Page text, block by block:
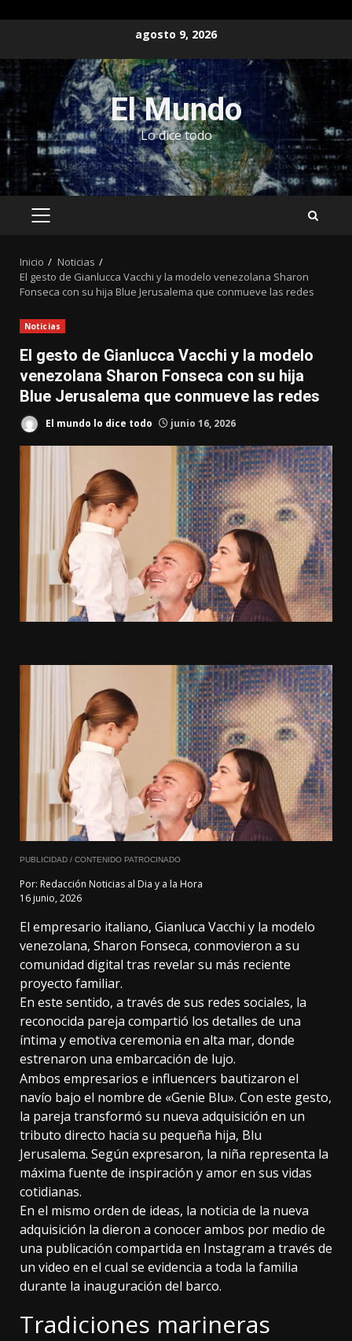
contenido
agosto 9, 2026
El Mundo
Lo dice todo
MENÚ
Inicio
Noticias
El gesto de Gianlucca Vacchi y la modelo venezolana Sharon
Fonseca con su hija Blue Jerusalema que conmueve las redes
Noticias
El gesto de Gianlucca Vacchi y la modelo
venezolana Sharon Fonseca con su hija
Blue Jerusalema que conmueve las redes
El mundo lo dice todo junio 16, 2026
PUBLICIDAD / CONTENIDO PATROCINADO
Por: Redacción Noticias al Dia y a la Hora
16 junio, 2026
El empresario italiano, Gianluca Vacchi y la modelo
venezolana, Sharon Fonseca, conmovieron a su
comunidad digital tras revelar su más reciente
proyecto familiar.
En este sentido, a través de sus redes sociales, la
reconocida pareja compartió los detalles de una
íntima y emotiva ceremonia en alta mar, donde
estrenaron una embarcación de lujo.
Ambos empresarios e influencers bautizaron el
navío bajo el nombre de «Genie Blu». Con este gesto,
la pareja transformó su nueva adquisición en un
tributo directo hacia su pequeña hija, Blu
Jerusalema. Según expresaron⁠, la niña representa la
máxima fuente de inspiración y amor en sus vidas
cotidianas.
En el mismo orden de ideas, la noticia de la nueva
adquisición la dieron a conocer ambos por medio de
una publicación compartida en Instagram a través de
un video en el cual se evidencia a toda la familia
durante la inauguración del barco.
Tradiciones marineras